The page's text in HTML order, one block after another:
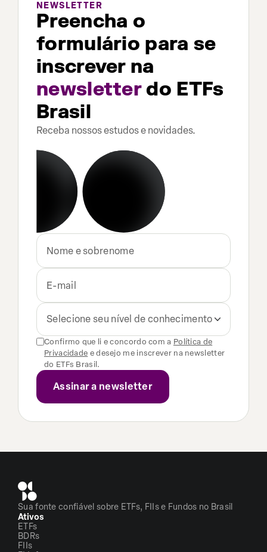
NEWSLETTER
Preencha o
formulário para se
inscrever na
newsletterdo ETFs
Brasil
Receba nossos estudos e novidades.
Selecione seu nível de conhecimento
Confirmo que li e concordo com a Política de
Privacidade e desejo me inscrever na newsletter
do ETFs Brasil.
Sua fonte confiável sobre ETFs, FIIs e Fundos no Brasil
Ativos
ETFs
BDRs
FIIs